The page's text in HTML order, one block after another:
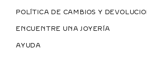
POLÍTICA DE CAMBIOS Y
ENCUENTRE UNA JOYERÍA
AYUDA